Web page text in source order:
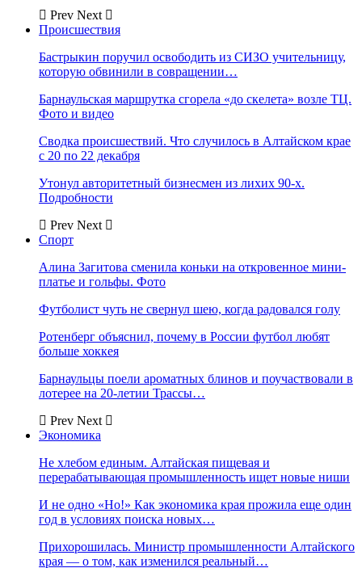
Prev Next
Происшествия
Бастрыкин поручил освободить из СИЗО учительницу,
которую обвинили в совращении…
Барнаульская маршрутка сгорела «до скелета» возле ТЦ.
Фото и видео
Сводка происшествий. Что случилось в Алтайском крае
с 20 по 22 декабря
Утонул авторитетный бизнесмен из лихих 90-х.
Подробности
Prev Next
Спорт
Алина Загитова сменила коньки на откровенное мини-
платье и гольфы. Фото
Футболист чуть не свернул шею, когда радовался голу
Ротенберг объяснил, почему в России футбол любят
больше хоккея
Барнаульцы поели ароматных блинов и поучаствовали в
лотерее на 20-летии Трассы…
Prev Next
Экономика
Не хлебом единым. Алтайская пищевая и
перерабатывающая промышленность ищет новые ниши
И не одно «Но!» Как экономика края прожила еще один
год в условиях поиска новых…
Прихорошилась. Министр промышленности Алтайского
края — о том, как изменился реальный…